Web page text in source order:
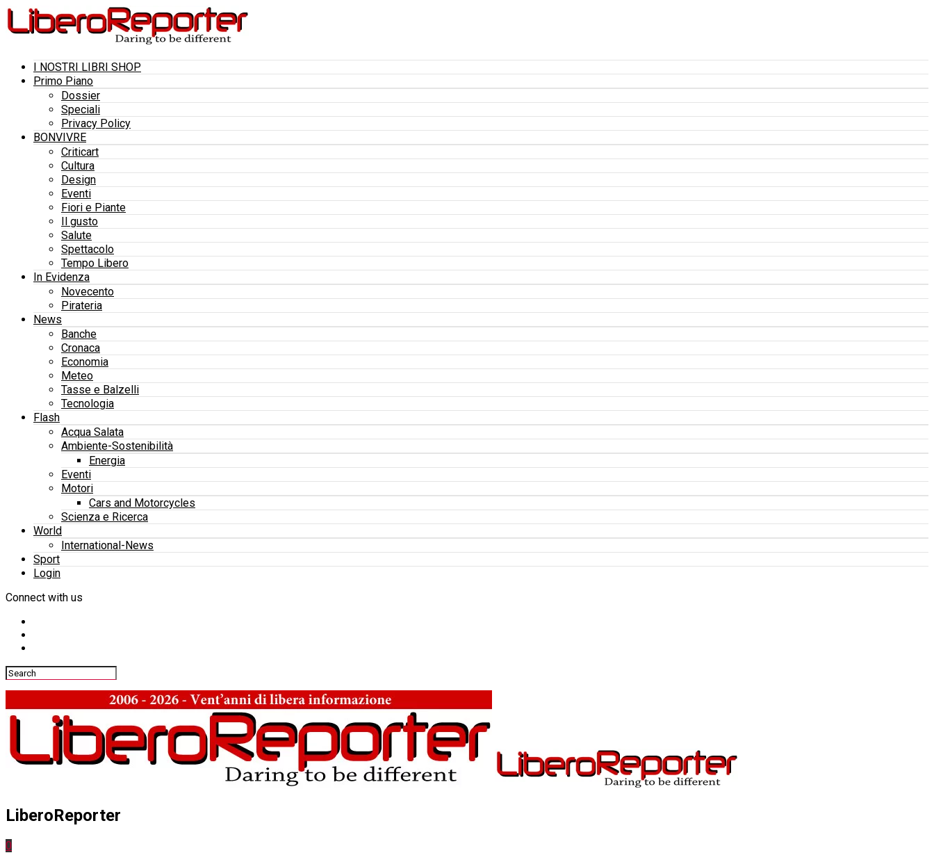
I NOSTRI LIBRI SHOP
Primo Piano
Dossier
Speciali
Privacy Policy
BONVIVRE
Criticart
Cultura
Design
Eventi
Fiori e Piante
Il gusto
Salute
Spettacolo
Tempo Libero
In Evidenza
Novecento
Pirateria
News
Banche
Cronaca
Economia
Meteo
Tasse e Balzelli
Tecnologia
Flash
Acqua Salata
Ambiente-Sostenibilità
Energia
Eventi
Motori
Cars and Motorcycles
Scienza e Ricerca
World
International-News
Sport
Login
Connect with us
LiberoReporter
0